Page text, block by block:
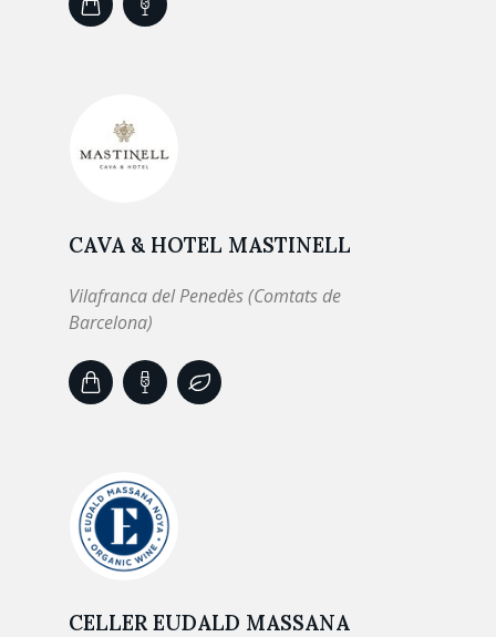
CAVA & HOTEL MASTINELL
Vilafranca del Penedès (Comtats de
Barcelona)
CELLER EUDALD MASSANA